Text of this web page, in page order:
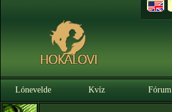
Lónevelde Kvíz Fórum